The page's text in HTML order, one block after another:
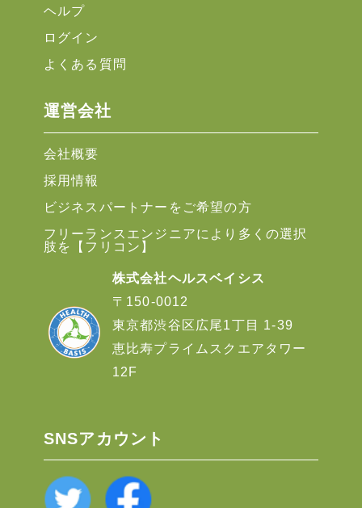
ヘルプ
ログイン
よくある質問
運営会社
会社概要
採用情報
ビジネスパートナーをご希望の方
フリーランスエンジニアにより多くの選択
肢を【フリコン】
株式会社ヘルスベイシス
〒150-0012
東京都渋谷区広尾1丁目 1-39
恵比寿プライムスクエアタワー
12F
SNSアカウント